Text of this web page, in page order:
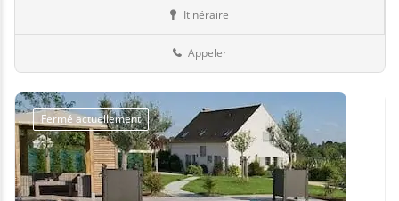
Itinéraire
Appeler
Fermé actuellement